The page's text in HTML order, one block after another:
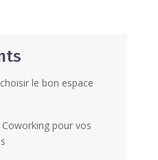
le bon espace
pour vos